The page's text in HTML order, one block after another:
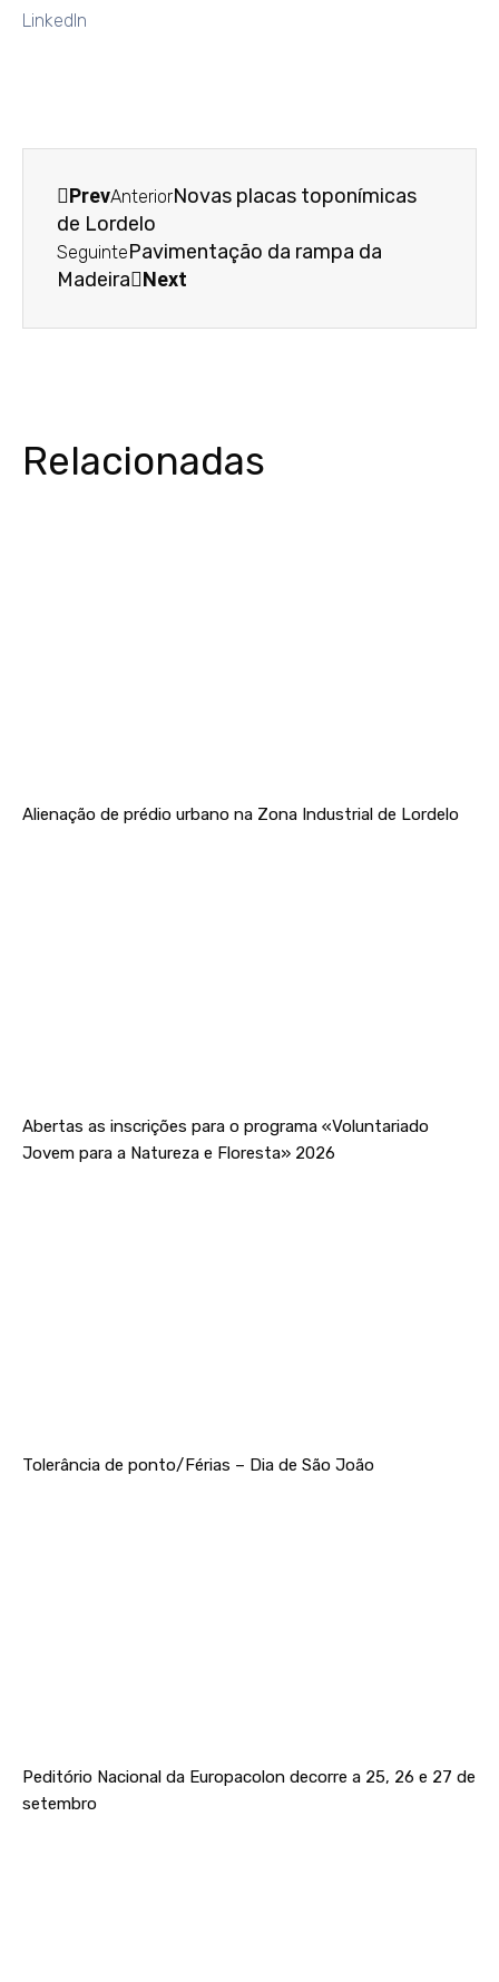
LinkedIn
PrevAnteriorNovas placas toponímicas
de Lordelo
SeguintePavimentação da rampa da
Madeira
Next
Relacionadas
Alienação de prédio urbano na Zona Industrial de Lordelo
Abertas as inscrições para o programa «Voluntariado
Jovem para a Natureza e Floresta» 2026
Tolerância de ponto/Férias – Dia de São João
Peditório Nacional da Europacolon decorre a 25, 26 e 27 de
setembro